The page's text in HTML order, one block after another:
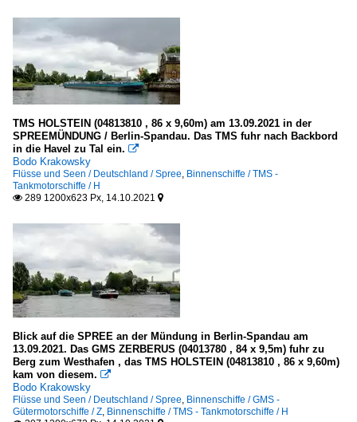
TMS HOLSTEIN (04813810 , 86 x 9,60m) am 13.09.2021 in der
SPREEMÜNDUNG / Berlin-Spandau. Das TMS fuhr nach Backbord
in die Havel zu Tal ein. 
Bodo Krakowsky
Flüsse und Seen / Deutschland / Spree, Binnenschiffe / TMS -
Tankmotorschiffe / H
 289 1200x623 Px, 14.10.2021 
Blick auf die SPREE an der Mündung in Berlin-Spandau am
13.09.2021. Das GMS ZERBERUS (04013780 , 84 x 9,5m) fuhr zu
Berg zum Westhafen , das TMS HOLSTEIN (04813810 , 86 x 9,60m)
kam von diesem. 
Bodo Krakowsky
Flüsse und Seen / Deutschland / Spree, Binnenschiffe / GMS -
Gütermotorschiffe / Z, Binnenschiffe / TMS - Tankmotorschiffe / H